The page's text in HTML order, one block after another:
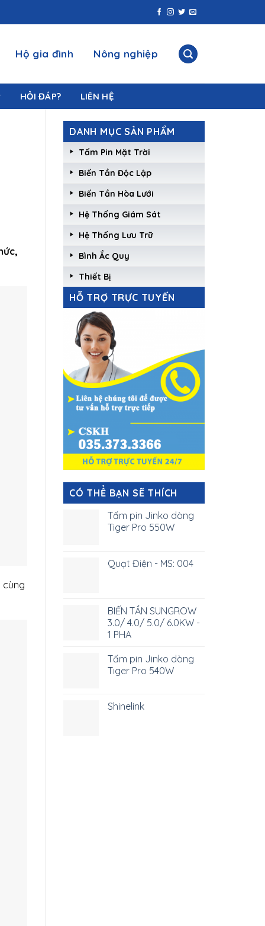
Hộ gia đình Nông nghiệp
HỎI ĐÁP? LIÊN HỆ
cùng
DANH MỤC SẢN PHẨM
Tấm Pin Mặt Trời
Biến Tần Độc Lập
Biến Tần Hòa Lưới
Hệ Thống Giám Sát
Hệ Thống Lưu Trữ
Bình Ắc Quy
Thiết Bị
HỖ TRỢ TRỰC TUYẾN
CÓ THỂ BẠN SẼ THÍCH
Tấm pin Jinko dòng
Tiger Pro 550W
Quạt Điện - MS: 004
BIẾN TẦN SUNGROW
3.0/ 4.0/ 5.0/ 6.0KW -
1 PHA
Tấm pin Jinko dòng
Tiger Pro 540W
Shinelink